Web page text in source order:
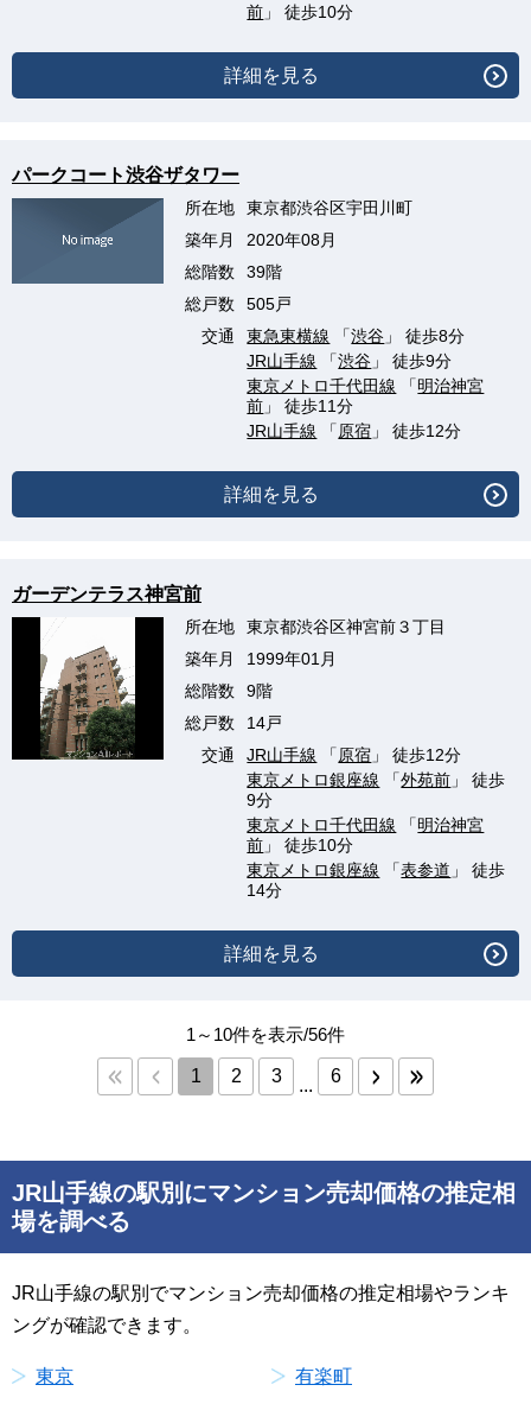
前 」 徒歩10分
詳細を見る
パークコート渋谷ザタワー
所在地
東京都渋谷区宇田川町
築年月
2020年08月
総階数
39階
総戸数
505戸
交通
東急東横線 「渋谷 」 徒歩8分
JR山手線 「渋谷 」 徒歩9分
東京メトロ千代田線 「明治神宮
前 」 徒歩11分
JR山手線 「 原宿 」 徒歩12分
詳細を見る
ガーデンテラス神宮前
所在地
東京都渋谷区神宮前３丁目
築年月
1999年01月
総階数
9階
総戸数
14戸
交通
JR山手線 「 原宿 」 徒歩12分
東京メトロ銀座線 「外苑前 」 徒歩
9分
東京メトロ千代田線 「明治神宮
前 」 徒歩10分
東京メトロ銀座線 「表参道 」 徒歩
14分
詳細を見る
1～10件を表示/56件
1 2 3 ... 6
JR山手線の駅別にマンション売却価格の推定相
場を調べる
JR山手線の駅別でマンション売却価格の推定相場やランキ
ングが確認できます。
東京 有楽町